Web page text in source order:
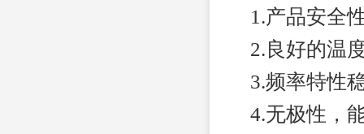
1.产品安全
2.良好的温
3.频率特性
4.无极性，